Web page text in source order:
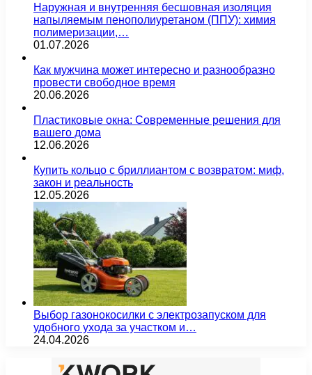
Наружная и внутренняя бесшовная изоляция
напыляемым пенополиуретаном (ППУ): химия
полимеризации,…
01.07.2026
Как мужчина может интересно и разнообразно
провести свободное время
20.06.2026
Пластиковые окна: Современные решения для
вашего дома
12.06.2026
Купить кольцо с бриллиантом с возвратом: миф,
закон и реальность
12.05.2026
Выбор газонокосилки с электрозапуском для
удобного ухода за участком и…
24.04.2026